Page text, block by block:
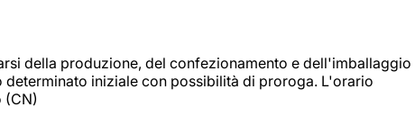
della produzione, del confezionamento e dell'imballaggio
iniziale con possibilità di proroga. L'orario
(CN)